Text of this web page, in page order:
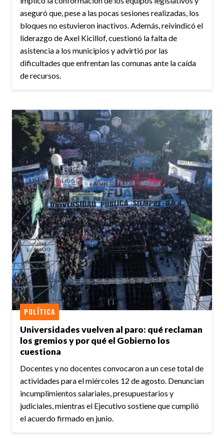
aseguró que, pese a las pocas sesiones realizadas, los
bloques no estuvieron inactivos. Además, reivindicó el
liderazgo de Axel Kicillof, cuestionó la falta de
asistencia a los municipios y advirtió por las
dificultades que enfrentan las comunas ante la caída
de recursos.
Universidades vuelven al paro: qué reclaman
los gremios y por qué el Gobierno los
cuestiona
POLÍTICA
Docentes y no docentes convocaron a un cese total de
actividades para el miércoles 12 de agosto. Denuncian
incumplimientos salariales, presupuestarios y
judiciales, mientras el Ejecutivo sostiene que cumplió
el acuerdo firmado en junio.